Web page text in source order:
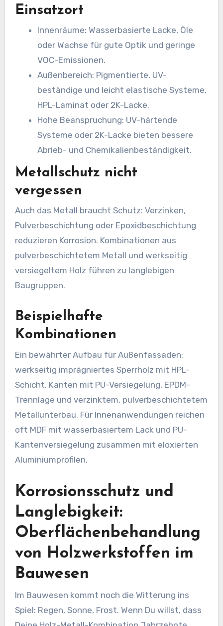
Einsatzort
Innenräume: Wasserbasierte Lacke, Öle
oder Wachse für gute Optik und geringe
VOC-Emissionen.
Außenbereich: Pigmentierte, UV-
beständige und leicht elastische Systeme,
HPL-Laminat oder 2K-Lacke.
Hohe Beanspruchung: UV-härtende
Systeme oder 2K-Lacke bieten bessere
Abrieb- und Chemikalienbeständigkeit.
Metallschutz nicht
vergessen
Auch das Metall braucht Schutz: Verzinken,
Pulverbeschichtung oder Epoxidbeschichtung
reduzieren Korrosion. Kombinationen aus
pulverbeschichtetem Metall und werkseitig
versiegeltem Holz führen zu langlebigen
Baugruppen.
Beispielhafte
Kombinationen
Ein bewährter Aufbau für Außenfassaden:
werkseitig imprägniertes Sperrholz mit HPL-
Schicht, Kanten mit PU-Versiegelung, EPDM-
Trennlage und verzinktem, pulverbeschichtetem
Metallunterbau. Für Innenanwendungen reichen
oft MDF mit wasserbasiertem Lack und PU-
Kantenversiegelung zusammen mit eloxierten
Aluminiumprofilen.
Korrosionsschutz und
Langlebigkeit:
Oberflächenbehandlung
von Holzwerkstoffen im
Bauwesen
Im Bauwesen kommt noch die Witterung ins
Spiel: Regen, Sonne, Frost. Wenn Du willst, dass